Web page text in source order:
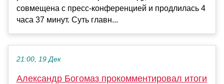
совмещена с пресс-конференцией и продлилась 4
часа 37 минут. Суть главн...
21:00, 19 Дек
Александр Богомаз прокомментировал итоги